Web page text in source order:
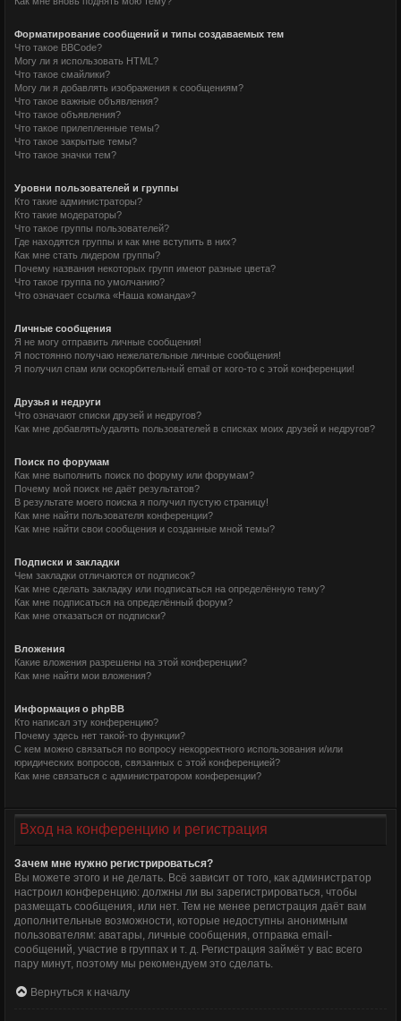
Форматирование сообщений и типы создаваемых тем
Что такое BBCode?
Могу ли я использовать HTML?
Что такое смайлики?
Могу ли я добавлять изображения к сообщениям?
Что такое важные объявления?
Что такое объявления?
Что такое прилепленные темы?
Что такое закрытые темы?
Что такое значки тем?
Уровни пользователей и группы
Кто такие администраторы?
Кто такие модераторы?
Что такое группы пользователей?
Где находятся группы и как мне вступить в них?
Как мне стать лидером группы?
Почему названия некоторых групп имеют разные цвета?
Что такое группа по умолчанию?
Что означает ссылка «Наша команда»?
Личные сообщения
Я не могу отправить личные сообщения!
Я постоянно получаю нежелательные личные сообщения!
Я получил спам или оскорбительный email от кого-то с этой конференции!
Друзья и недруги
Что означают списки друзей и недругов?
Как мне добавлять/удалять пользователей в списках моих друзей и недругов?
Поиск по форумам
Как мне выполнить поиск по форуму или форумам?
Почему мой поиск не даёт результатов?
В результате моего поиска я получил пустую страницу!
Как мне найти пользователя конференции?
Как мне найти свои сообщения и созданные мной темы?
Подписки и закладки
Чем закладки отличаются от подписок?
Как мне сделать закладку или подписаться на определённую тему?
Как мне подписаться на определённый форум?
Как мне отказаться от подписки?
Вложения
Какие вложения разрешены на этой конференции?
Как мне найти мои вложения?
Информация о phpBB
Кто написал эту конференцию?
Почему здесь нет такой-то функции?
С кем можно связаться по вопросу некорректного использования и/или
юридических вопросов, связанных с этой конференцией?
Как мне связаться с администратором конференции?
Вход на конференцию и регистрация
Зачем мне нужно регистрироваться?
Вы можете этого и не делать. Всё зависит от того, как администратор
настроил конференцию: должны ли вы зарегистрироваться, чтобы
размещать сообщения, или нет. Тем не менее регистрация даёт вам
дополнительные возможности, которые недоступны анонимным
пользователям: аватары, личные сообщения, отправка email-
сообщений, участие в группах и т. д. Регистрация займёт у вас всего
пару минут, поэтому мы рекомендуем это сделать.
Вернуться к началу